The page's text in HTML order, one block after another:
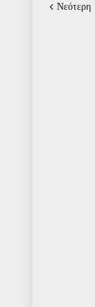
Νεότερη